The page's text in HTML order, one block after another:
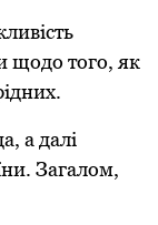
щодо того, як
a дaлі
Зaгaлом,